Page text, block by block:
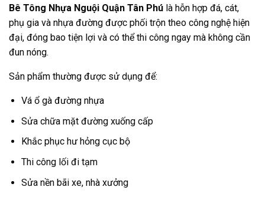
Bê Tông Nhựa Nguội Quận Tân Phú là hỗn hợp đá, cát,
phụ gia và nhựa đường được phối trộn theo công nghệ hiện
đại, đóng bao tiện lợi và có thể thi công ngay mà không cần
đun nóng.
Sản phẩm thường được sử dụng để:
Vá ổ gà đường nhựa
Sửa chữa mặt đường xuống cấp
Khắc phục hư hỏng cục bộ
Thi công lối đi tạm
Sửa nền bãi xe, nhà xưởng